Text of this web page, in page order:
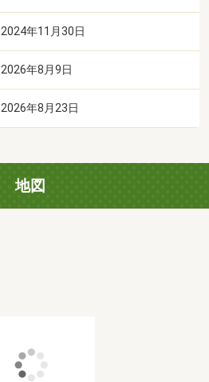
2024年11月30日
2026年8月9日
2026年8月23日
地図